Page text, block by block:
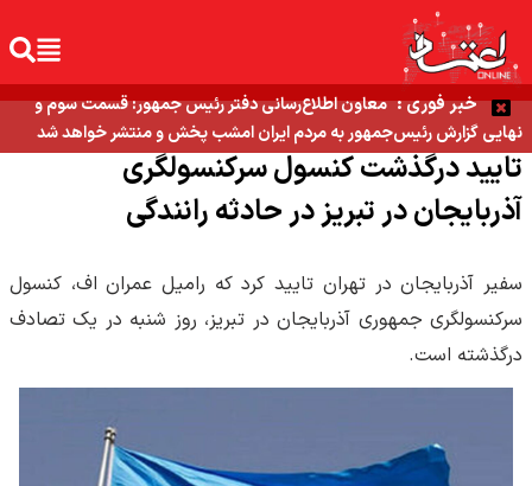
خبر فوری : معاون اطلاع‌رسانی دفتر رئیس جمهور: قسمت سوم و
نهایی گزارش رئیس‌جمهور به مردم ایران امشب پخش و منتشر خواهد شد
تایید درگذشت کنسول سرکنسولگری
آذربایجان در تبریز در حادثه رانندگی
سفیر آذربایجان در تهران تایید کرد که رامیل عمران اف، کنسول
سرکنسولگری جمهوری آذربایجان در تبریز، روز شنبه در یک تصادف
درگذشته است.